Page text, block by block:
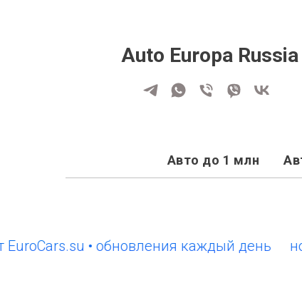
Auto Europa Russia
Авто до 1 млн
• обновления каждый день новый